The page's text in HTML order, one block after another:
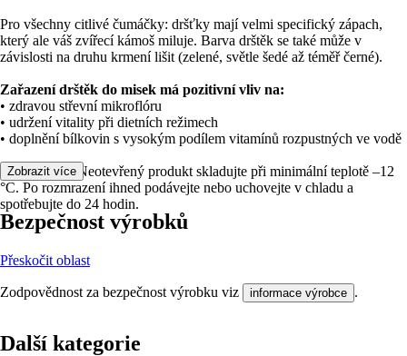
Pro všechny citlivé čumáčky: dršťky mají velmi specifický zápach,
který ale váš zvířecí kámoš miluje. Barva drštěk se také může v
závislosti na druhu krmení lišit (zelené, světle šedé až téměř černé).
Zařazení drštěk do misek má pozitivní vliv na:
• zdravou střevní mikroflóru
• udržení vitality při dietních režimech
• doplnění bílkovin s vysokým podílem vitamínů rozpustných ve vodě
Skladování:Ne­otevřený produkt skladujte při minimální teplotě –12
°C. Po rozmrazení ihned podávejte nebo uchovejte v chladu a
spotřebujte do 24 hodin.
Zobrazit více
Bezpečnost výrobků
Přeskočit oblast
Zodpovědnost za bezpečnost výrobku viz informace výrobce .
Další kategorie